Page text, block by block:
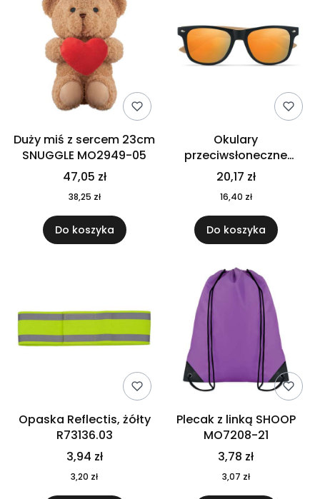
Duży miś z sercem 23cm
SNUGGLE MO2949-05
47,05 zł
38,25 zł
Do koszyka
Okulary
przeciwsłoneczne
CALIFORNIA TOUCH
MO9617-10
20,17 zł
16,40 zł
Do koszyka
Opaska Reflectis, żółty
R73136.03
3,94 zł
3,20 zł
Plecak z linką SHOOP
MO7208-21
3,78 zł
3,07 zł